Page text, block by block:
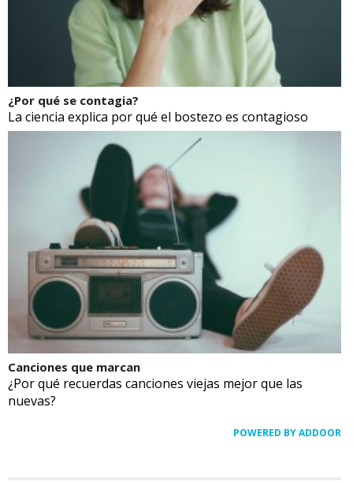
¿Por qué se contagia?
La ciencia explica por qué el bostezo es contagioso
Canciones que marcan
¿Por qué recuerdas canciones viejas mejor que las
nuevas?
POWERED BY ADDOOR